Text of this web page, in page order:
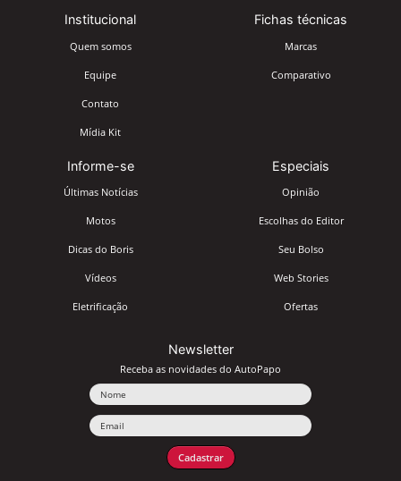
Institucional
Quem somos
Equipe
Contato
Mídia Kit
Fichas técnicas
Marcas
Comparativo
Informe-se
Últimas Notícias
Motos
Dicas do Boris
Vídeos
Eletrificação
Especiais
Opinião
Escolhas do Editor
Seu Bolso
Web Stories
Ofertas
Newsletter
Receba as novidades do AutoPapo
Cadastrar